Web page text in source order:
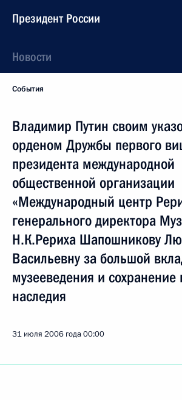
Президент России
Новости
События
Владимир Путин своим
орденом Дружбы первого
президента международной
общественной организации
«Международный центр
генерального директора
Н.К.Рериха Шапошникову
Васильевну за большой
музееведения и сохранение
наследия
31 июля 2006 года00:00